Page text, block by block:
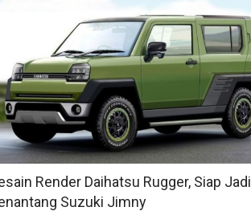
Render Daihatsu Rugger, Siap Jadi
Suzuki Jimny